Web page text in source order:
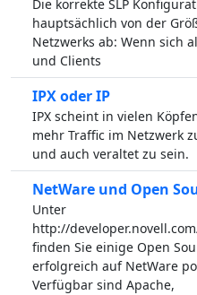
Die korrekte SLP
hauptsächlich von der
Netzwerks ab: Wenn sich
und Clients
IPX oder IP
IPX scheint in vielen
mehr Traffic im Netzwerk
und auch veraltet zu sein.
NetWare und Open
Unter
http://
finden Sie einige Open
erfolgreich auf NetWare
Verfügbar sind Apache,